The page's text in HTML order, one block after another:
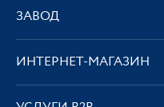
ЗАВОД
ИНТЕРНЕТ-МАГАЗИН